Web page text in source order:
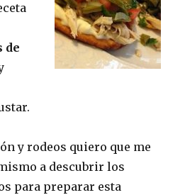
de
y rodeos quiero que me
a descubrir los
para preparar esta